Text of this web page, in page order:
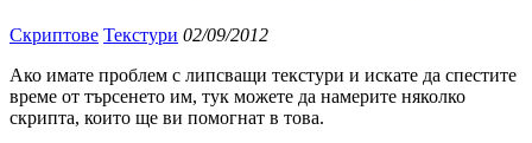
Скриптове Текстури 02/09/2012
Ако имате проблем с липсващи текстури и искате да спестите
време от търсенето им, тук можете да намерите няколко
скрипта, които ще ви помогнат в това.